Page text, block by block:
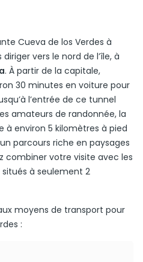
Cueva de los Verdes à
vers le nord de l’île, à
. À partir de la capitale,
30 minutes en voiture pour
l’entrée de ce tunnel
amateurs de randonnée, la
à environ 5 kilomètres à pied
parcours riche en paysages
combiner votre visite avec les
situés à seulement 2
moyens de transport pour
: